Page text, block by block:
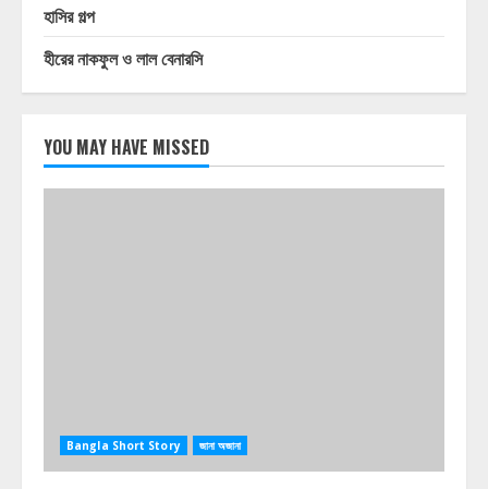
হাসির গল্প
হীরের নাকফুল ও লাল বেনারসি
YOU MAY HAVE MISSED
Bangla Short Story জানা অজানা